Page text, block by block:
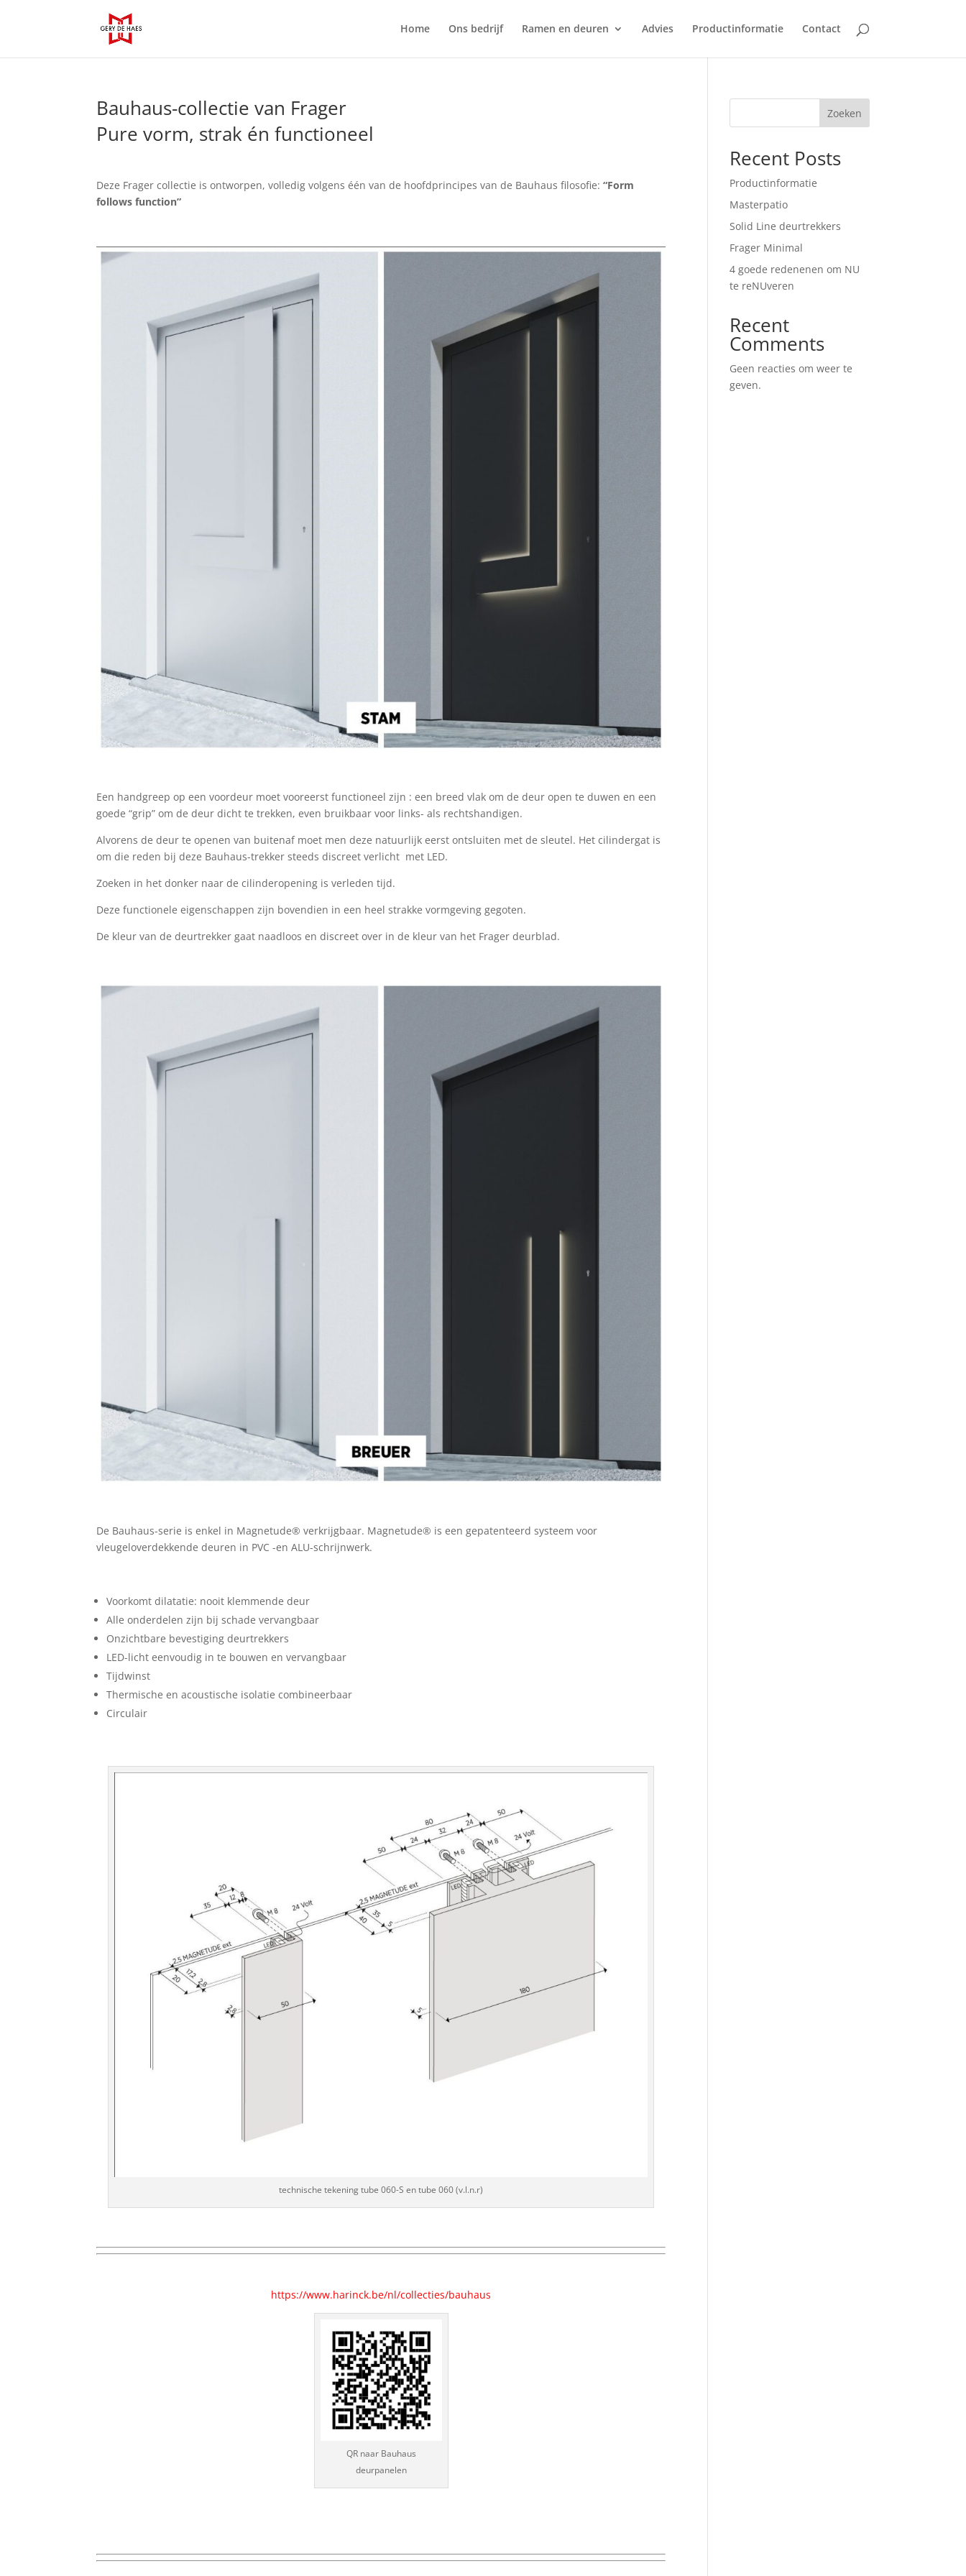
Home Ons bedrijf Ramen en deuren Advies Productinformatie Contact
Bauhaus-collectie van Frager
Pure vorm, strak én functioneel
Deze Frager collectie is ontworpen, volledig volgens één van de hoofdprincipes van de Bauhaus filosofie:“Form
follows function”
Een handgreep op een voordeur moet vooreerst functioneel zijn : een breed vlak om de deur open te duwen en een
goede “grip” om de deur dicht te trekken, even bruikbaar voor links- als rechtshandigen.
Alvorens de deur te openen van buitenaf moet men deze natuurlijk eerst ontsluiten met de sleutel. Het cilindergat is
om die reden bij deze Bauhaus-trekker steeds discreet verlicht met LED.
Zoeken in het donker naar de cilinderopening is verleden tijd.
Deze functionele eigenschappen zijn bovendien in een heel strakke vormgeving gegoten.
De kleur van de deurtrekker gaat naadloos en discreet over in de kleur van het Frager deurblad.
De Bauhaus-serie is enkel in Magnetude® verkrijgbaar. Magnetude® is een gepatenteerd systeem voor
vleugeloverdekkende deuren in PVC -en ALU-schrijnwerk.
Voorkomt dilatatie: nooit klemmende deur
Alle onderdelen zijn bij schade vervangbaar
Onzichtbare bevestiging deurtrekkers
LED-licht eenvoudig in te bouwen en vervangbaar
Tijdwinst
Thermische en acoustische isolatie combineerbaar
Circulair
technische tekening tube 060-S en tube 060 (v.l.n.r)
https://www.harinck.be/nl/collecties/bauhaus
QR naar Bauhaus
deurpanelen
Zoeken
Recent Posts
Productinformatie
Masterpatio
Solid Line deurtrekkers
Frager Minimal
4 goede redenenen om NU
te reNUveren
Recent
Comments
Geen reacties om weer te
geven.